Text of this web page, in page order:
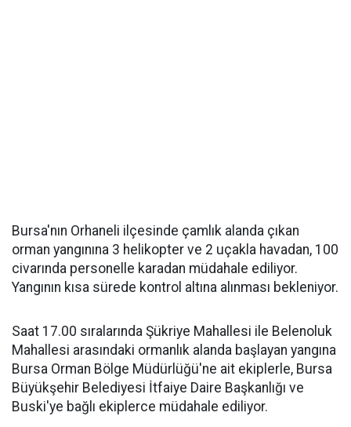
Bursa'nın Orhaneli ilçesinde çamlık alanda çıkan
orman yangınına 3 helikopter ve 2 uçakla havadan, 100
civarında personelle karadan müdahale ediliyor.
Yangının kısa sürede kontrol altına alınması bekleniyor.
Saat 17.00 sıralarında Şükriye Mahallesi ile Belenoluk
Mahallesi arasındaki ormanlık alanda başlayan yangına
Bursa Orman Bölge Müdürlüğü'ne ait ekiplerle, Bursa
Büyükşehir Belediyesi İtfaiye Daire Başkanlığı ve
Buski'ye bağlı ekiplerce müdahale ediliyor.